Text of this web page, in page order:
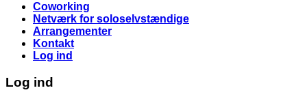
Coworking
Netværk for soloselvstændige
Arrangementer
Kontakt
Log ind
Log ind